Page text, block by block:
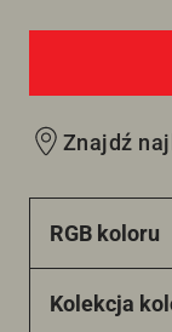
Znajdź
RGB koloru
Kolekcja